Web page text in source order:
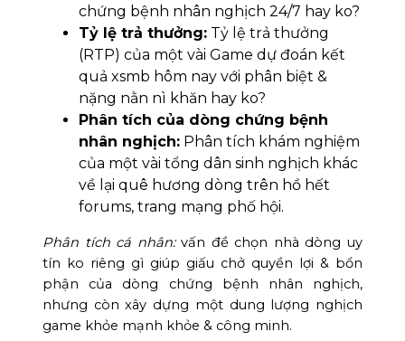
chứng bệnh nhân nghịch 24/7 hay ko?
Tỷ lệ trả thưởng: Tỷ lệ trả thưởng
(RTP) của một vài Game dự đoán kết
quả xsmb hôm nay với phân biệt &
nặng nằn nì khăn hay ko?
Phân tích của dòng chứng bệnh
nhân nghịch: Phân tích khám nghiệm
của một vài tổng dân sinh nghịch khác
về lại quê hương dòng trên hồ hết
forums, trang mạng phố hội.
Phân tích cá nhân:vấn đề chọn nhà dòng uy
tín ko riêng gì giúp giấu chở quyền lợi & bổn
phận của dòng chứng bệnh nhân nghịch,
nhưng còn xây dựng một dung lượng nghịch
game khỏe mạnh khỏe & công minh.